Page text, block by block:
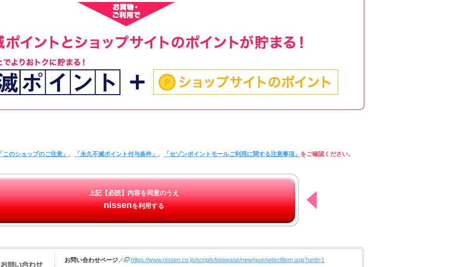
「このショップのご注意」 、 「永久不滅ポイント付与条件」 、 「セゾンポイントモールご利用に関する注意事項」 をご確認ください。
上記【必読】内容を同意のうえ
nissenを利用する
お問い合わせページ／ https://www.nissen.co.jp/scripts/toiawase/new/que/selectItem.asp?unit=1